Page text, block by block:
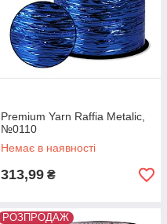
Premium Yarn Raffia Metalic,
№0110
Немає в наявності
313,99 ₴
РОЗПРОДАЖ